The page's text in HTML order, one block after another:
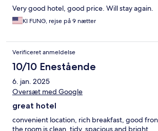
Very good hotel, good price. Will stay again.
KI FUNG, rejse på 9 nætter
Verificeret anmeldelse
10/10 Enestående
6. jan. 2025
Oversæt med Google
great hotel
convenient location, rich breakfast, good
the room is clean, tidy, spacious and bright